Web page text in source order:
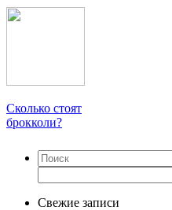
Сколько стоят
брокколи?
Свежие записи